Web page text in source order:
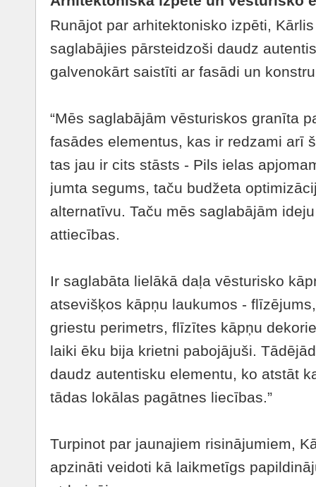
Runājot par arhitektonisko izpēti,
saglabājies pārsteidzoši daudz
galvenokārt saistīti ar fasādi un
“Mēs saglabājām vēsturiskos granīta
fasādes elementus, kas ir redzami arī
tas jau ir cits stāsts - Pils ielas
jumta segums, taču budžeta
alternatīvu. Taču mēs saglabājām
attiecības.
Ir saglabāta lielākā daļa vēsturisko
atsevišķos kāpņu laukumos -
griestu perimetrs, flīzītes kāpņu
laiki ēku bija krietni pabojājuši.
daudz autentisku elementu, ko atstāt
tādas lokālas pagātnes liecības.”
Turpinot par jaunajiem risinājumiem,
apzināti veidoti kā laikmetīgs